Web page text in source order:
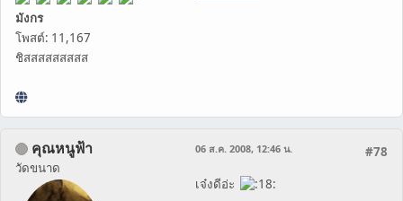
มังกร
โพสต์: 11,167
ชิสสสสสสสสส
คุณหนูฟ้า
วัดขนาด
#78
06 ส.ค. 2008, 12:46 น.
เจ๋งดีอ่ะ